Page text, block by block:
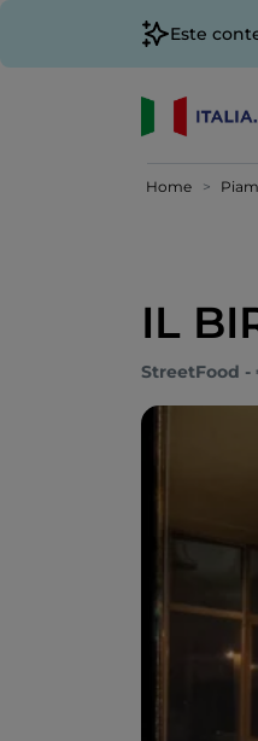
Este
Home
IL
StreetFood -